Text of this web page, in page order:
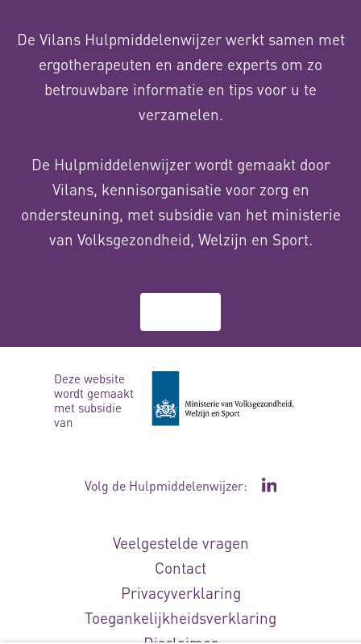
De Vilans Hulpmiddelenwijzer werkt samen met
ergotherapeuten en andere experts om zo
betrouwbare informatie en tips voor u te
verzamelen.
De Hulpmiddelenwijzer wordt gemaakt door
Vilans, kennisorganisatie voor zorg en
ondersteuning, met subsidie van het ministerie
van Volksgezondheid, Welzijn en Sport.
Deze website
wordt gemaakt
met subsidie
van
Volg de Hulpmiddelenwijzer: Ga naar de
Veelgestelde vragen
Contact
Privacyverklaring
Toegankelijkheidsverklaring